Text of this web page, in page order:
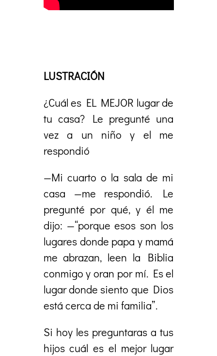
LUSTRACIÓN
¿Cuál es EL MEJOR lugar de
tu casa? Le pregunté una
vez a un niño y el me
respondió
—Mi cuarto o la sala de mi
casa —me respondió. Le
pregunté por qué, y él me
dijo: —“porque esos son los
lugares donde papa y mamá
me abrazan, leen la Biblia
conmigo y oran por mí. Es el
lugar donde siento que Dios
está cerca de mi familia”.
Si hoy les preguntaras a tus
hijos cuál es el mejor lugar